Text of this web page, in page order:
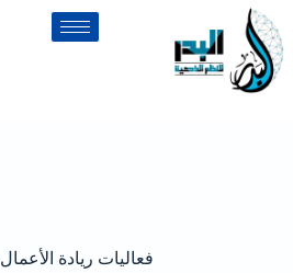
فعاليات ريادة الأعمال